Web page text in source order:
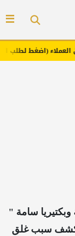
الإعلان)
سامة "
تكشف سبب غلق